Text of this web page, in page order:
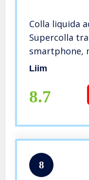
Colla liquida
Supercolla
smartphone,
te ecc.
Liim
8.7
8